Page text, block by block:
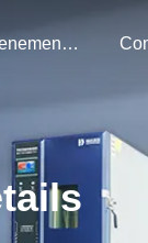
Evenementen